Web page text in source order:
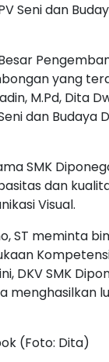
Seni dan
yang
M.Pd, Dita
dan Budaya
SMK
dan
Visual.
ST meminta
DKV SMK
menghasilkan
(Foto: Dita)